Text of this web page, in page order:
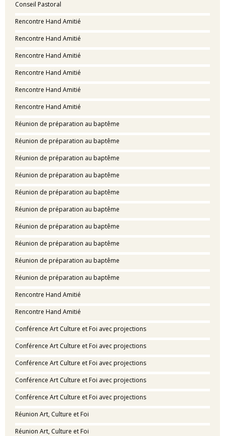
Conseil Pastoral
Rencontre Hand Amitié
Rencontre Hand Amitié
Rencontre Hand Amitié
Rencontre Hand Amitié
Rencontre Hand Amitié
Rencontre Hand Amitié
Réunion de préparation au baptême
Réunion de préparation au baptême
Réunion de préparation au baptême
Réunion de préparation au baptême
Réunion de préparation au baptême
Réunion de préparation au baptême
Réunion de préparation au baptême
Réunion de préparation au baptême
Réunion de préparation au baptême
Réunion de préparation au baptême
Rencontre Hand Amitié
Rencontre Hand Amitié
Conférence Art Culture et Foi avec projections
Conférence Art Culture et Foi avec projections
Conférence Art Culture et Foi avec projections
Conférence Art Culture et Foi avec projections
Conférence Art Culture et Foi avec projections
Réunion Art, Culture et Foi
Réunion Art, Culture et Foi